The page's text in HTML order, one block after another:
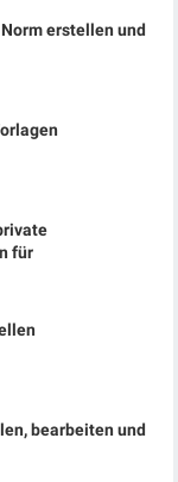
erstellen und
für
bearbeiten und